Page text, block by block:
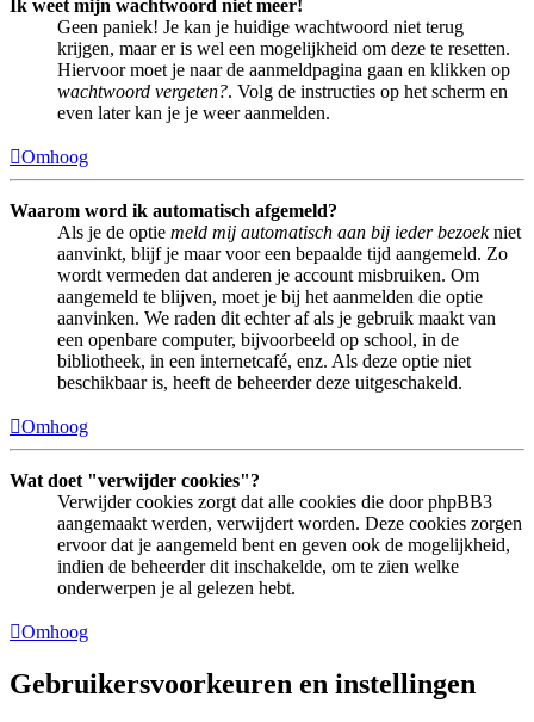
Ik weet mijn wachtwoord niet meer!
Geen paniek! Je kan je huidige wachtwoord niet terug
krijgen, maar er is wel een mogelijkheid om deze te resetten.
Hiervoor moet je naar de aanmeldpagina gaan en klikken op
wachtwoord vergeten?. Volg de instructies op het scherm en
even later kan je je weer aanmelden.
Omhoog
Waarom word ik automatisch afgemeld?
Als je de optie meld mij automatisch aan bij ieder bezoekniet
aanvinkt, blijf je maar voor een bepaalde tijd aangemeld. Zo
wordt vermeden dat anderen je account misbruiken. Om
aangemeld te blijven, moet je bij het aanmelden die optie
aanvinken. We raden dit echter af als je gebruik maakt van
een openbare computer, bijvoorbeeld op school, in de
bibliotheek, in een internetcafé, enz. Als deze optie niet
beschikbaar is, heeft de beheerder deze uitgeschakeld.
Omhoog
Wat doet "verwijder cookies"?
Verwijder cookies zorgt dat alle cookies die door phpBB3
aangemaakt werden, verwijdert worden. Deze cookies zorgen
ervoor dat je aangemeld bent en geven ook de mogelijkheid,
indien de beheerder dit inschakelde, om te zien welke
onderwerpen je al gelezen hebt.
Omhoog
Gebruikersvoorkeuren en instellingen